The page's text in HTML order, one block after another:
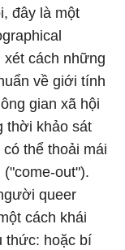
đây là một
xét cách những
về giới tính
gian xã hội
thời khảo sát
thể thoải mái
out").
queer
cách khái
thức: hoặc bí